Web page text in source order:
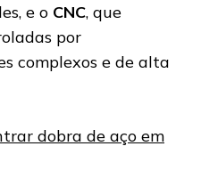
e o CNC, que
por
complexos e de alta
dobra de aço em